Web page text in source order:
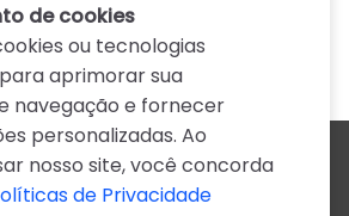
os artistas
E F G H I J
de cookies
ou tecnologias
aprimorar sua
navegação e fornecer
personalizadas. Ao
nosso site, você concorda
de Privacidade